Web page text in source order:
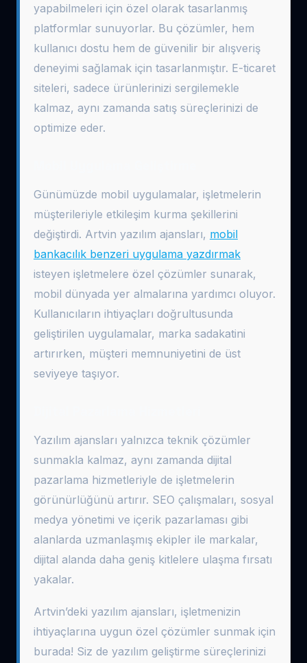
yapabilmeleri için özel olarak tasarlanmış
platformlar sunuyorlar. Bu çözümler, hem
kullanıcı dostu hem de güvenilir bir alışveriş
deneyimi sağlamak için tasarlanmıştır. E-ticaret
siteleri, sadece ürünlerinizi sergilemekle
kalmaz, aynı zamanda satış süreçlerinizi de
optimize eder.
Günümüzde mobil uygulamalar, işletmelerin
müşterileriyle etkileşim kurma şekillerini
değiştirdi. Artvin yazılım ajansları, mobil
bankacılık benzeri uygulama yazdırmak
isteyen işletmelere özel çözümler sunarak,
mobil dünyada yer almalarına yardımcı oluyor.
Kullanıcıların ihtiyaçları doğrultusunda
geliştirilen uygulamalar, marka sadakatini
artırırken, müşteri memnuniyetini de üst
seviyeye taşıyor.
Yazılım ajansları yalnızca teknik çözümler
sunmakla kalmaz, aynı zamanda dijital
pazarlama hizmetleriyle de işletmelerin
görünürlüğünü artırır. SEO çalışmaları, sosyal
medya yönetimi ve içerik pazarlaması gibi
alanlarda uzmanlaşmış ekipler ile markalar,
dijital alanda daha geniş kitlelere ulaşma fırsatı
yakalar.
Artvin’deki yazılım ajansları, işletmenizin
ihtiyaçlarına uygun özel çözümler sunmak için
burada! Siz de yazılım geliştirme süreçlerinizi